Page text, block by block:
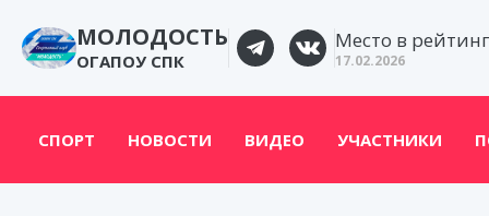
МОЛОДОСТЬ
ОГАПОУ СПК
Место в
17.02.2026
СПОРТ НОВОСТИ ВИДЕО УЧАСТНИКИ